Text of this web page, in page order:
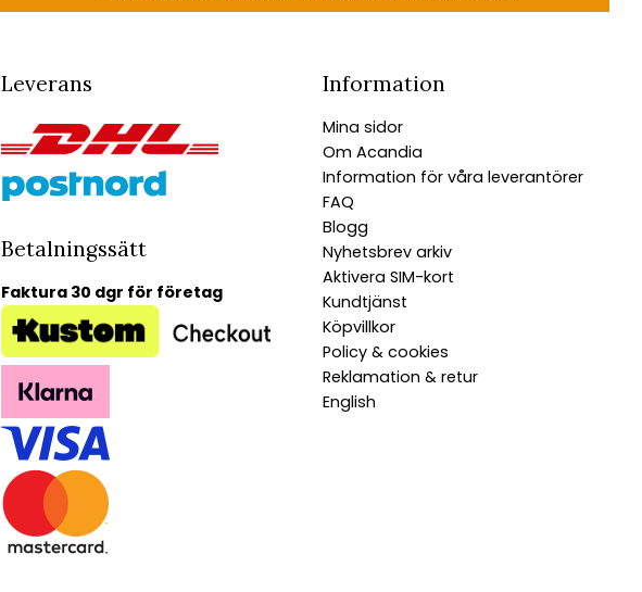
Leverans
Betalningssätt
Faktura 30 dgr för företag
Information
Mina sidor
Om Acandia
Information för våra leverantörer
FAQ
Blogg
Nyhetsbrev arkiv
Aktivera SIM-kort
Kundtjänst
Köpvillkor
Policy & cookies
Reklamation & retur
English